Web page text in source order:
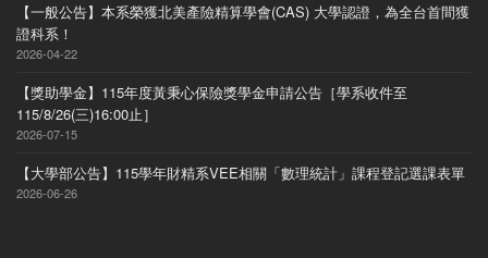
【一般公告】本系榮獲北美產險精算學會(CAS) 大學認證，為全台首間獲
證科系！
2026-04-22
【獎助學金】115年度黃秉心保險獎學金申請公告［學系收件至
115/8/26(三)16:00止］
2026-07-15
【大學部公告】115學年財精系VEE相關「數理統計」課程登記選課表單
2026-06-26